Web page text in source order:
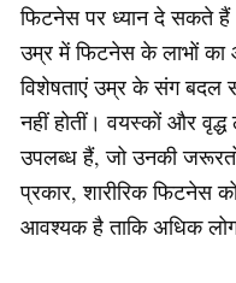
फिटनेस पर ध्यान दे सकते
उम्र में फिटनेस के लाभों
विशेषताएं उम्र के संग बदल
नहीं होतीं। वयस्कों और वृद्ध
उपलब्ध हैं, जो उनकी
प्रकार, शारीरिक फिटनेस
आवश्यक है ताकि अधिक